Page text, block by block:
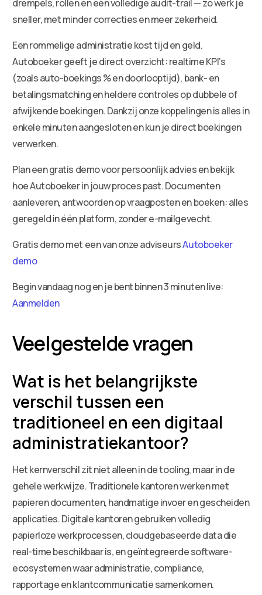
drempels, rollen en een volledige audit-trail — zo werk je
sneller, met minder correcties en meer zekerheid.
Een rommelige administratie kost tijd en geld.
Autoboeker geeft je direct overzicht: realtime KPI’s
(zoals auto-boekings % en doorlooptijd), bank- en
betalingsmatching en heldere controles op dubbele of
afwijkende boekingen. Dankzij onze koppelingen is alles in
enkele minuten aangesloten en kun je direct boekingen
verwerken.
Plan een gratis demo voor persoonlijk advies en bekijk
hoe Autoboeker in jouw proces past. Documenten
aanleveren, antwoorden op vraagposten en boeken: alles
geregeld in één platform, zonder e-mailgevecht.
Gratis demo met een van onze adviseursAutoboeker
demo
Begin vandaag nog en je bent binnen 3 minuten live:
Aanmelden
Veelgestelde vragen
Wat is het belangrijkste
verschil tussen een
traditioneel en een digitaal
administratiekantoor?
Het kernverschil zit niet alleen in de tooling, maar in de
gehele werkwijze. Traditionele kantoren werken met
papieren documenten, handmatige invoer en gescheiden
applicaties. Digitale kantoren gebruiken volledig
papierloze werkprocessen, cloudgebaseerde data die
real-time beschikbaar is, en geïntegreerde software-
ecosystemen waar administratie, compliance,
rapportage en klantcommunicatie samenkomen.